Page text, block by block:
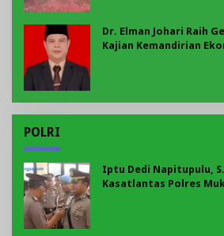
Dr. Elman Johari Raih
Kajian Kemandirian
POLRI
Iptu Dedi Napitupulu,
Kasatlantas Polres